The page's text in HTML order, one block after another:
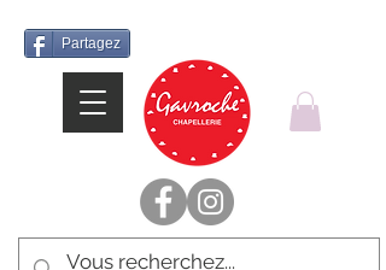
Partagez